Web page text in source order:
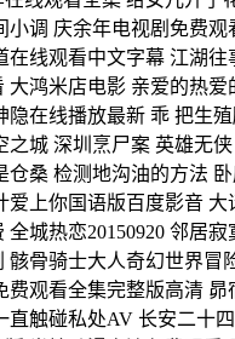
小调 庆余年电视剧免费观
在线观看中文字幕 江湖
大鸿米店电影 亲爱的热爱
隐在线播放最新 乖 把生
之城 深圳烹尸案 英雄无
仓桑 检测地沟油的方法
爱上你国语版百度影音
全城热恋20150920 邻居
骸骨骑士大人奇幻世界冒
费观看全集完整版高清 昴
直触碰私处AV 长安二十